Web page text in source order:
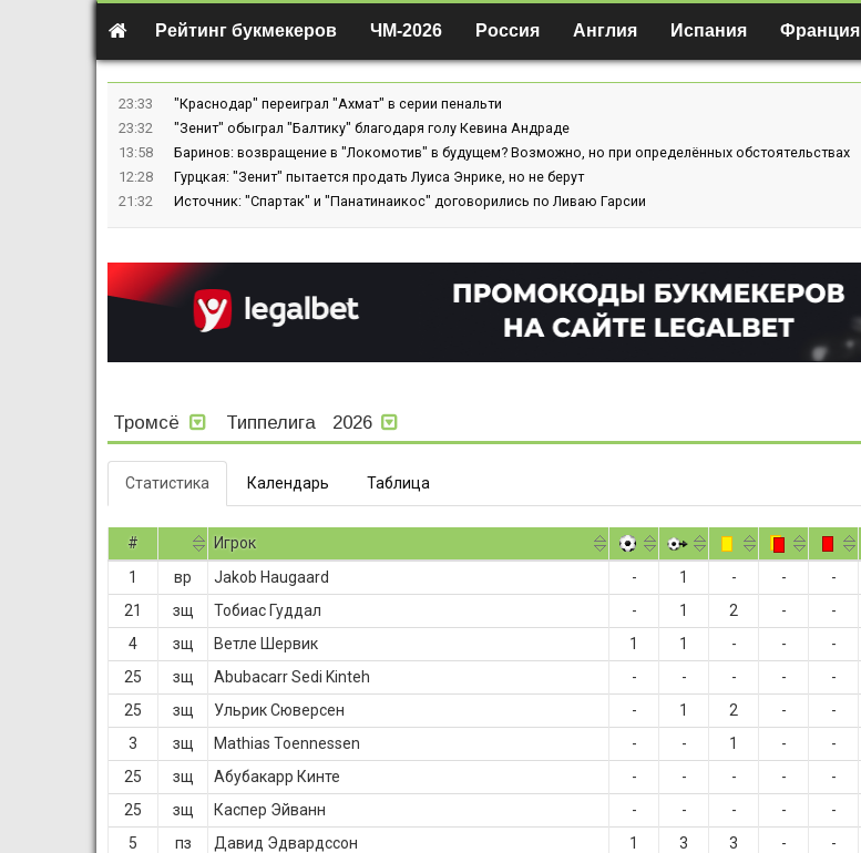
Рейтинг букмекеров ЧМ-2026 Россия Англия Испания Франция
23:33
"Краснодар" переиграл "Ахмат" в серии пенальти
23:32
"Зенит" обыграл "Балтику" благодаря голу Кевина Андраде
13:58
Баринов: возвращение в "Локомотив" в будущем? Возможно, но при определённых обстоятельствах
12:28
Гурцкая: "Зенит" пытается продать Луиса Энрике, но не берут
21:32
Источник: "Спартак" и "Панатинаикос" договорились по Ливаю Гарсии
Тромсё Типпелига 2026
Статистика Календарь Таблица
# Игрок
1
вр Jakob Haugaard - 1 - - -
21
зщ Тобиас Гуддал - 1 2 - -
4
зщ Ветле Шервик 1 1 - - -
25
зщ Abubacarr Sedi Kinteh - - - - -
25
зщ Ульрик Сюверсен - 1 2 - -
3
зщ Mathias Toennessen - - 1 - -
25
зщ Абубакарр Кинте - - - - -
25
зщ Каспер Эйванн - - - - -
5
пз Давид Эдвардссон 1 3 3 - -